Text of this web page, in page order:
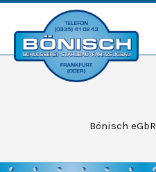
Bönisch eGbR